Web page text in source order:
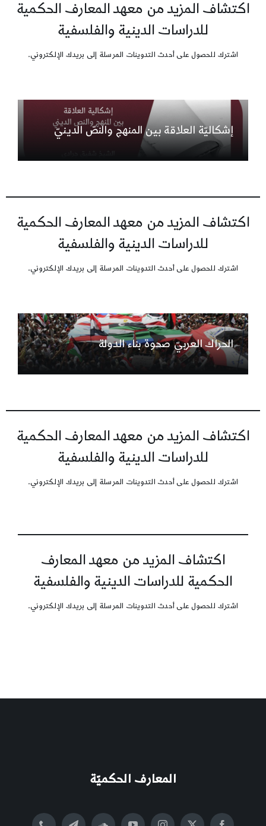
اكتشاف المزيد من معهد المعارف الحكمية
للدراسات الدينية والفلسفية
اشترك للحصول على أحدث التدوينات المرسلة إلى بريدك الإلكتروني.
إشكاليّة العلاقة بين المنهج والنصّ الدينيّ
اكتشاف المزيد من معهد المعارف الحكمية
للدراسات الدينية والفلسفية
اشترك للحصول على أحدث التدوينات المرسلة إلى بريدك الإلكتروني.
الحراك العربيّ صحوة بناء الدولة
اكتشاف المزيد من معهد المعارف الحكمية
للدراسات الدينية والفلسفية
اشترك للحصول على أحدث التدوينات المرسلة إلى بريدك الإلكتروني.
اكتشاف المزيد من معهد المعارف
الحكمية للدراسات الدينية والفلسفية
اشترك للحصول على أحدث التدوينات المرسلة إلى بريدك الإلكتروني.
المعارف الحكميّة